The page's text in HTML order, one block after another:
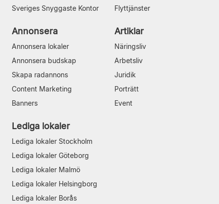
Sveriges Snyggaste Kontor
Flyttjänster
Annonsera
Annonsera lokaler
Annonsera budskap
Skapa radannons
Content Marketing
Banners
Artiklar
Näringsliv
Arbetsliv
Juridik
Porträtt
Event
Lediga lokaler
Lediga lokaler Stockholm
Lediga lokaler Göteborg
Lediga lokaler Malmö
Lediga lokaler Helsingborg
Lediga lokaler Borås